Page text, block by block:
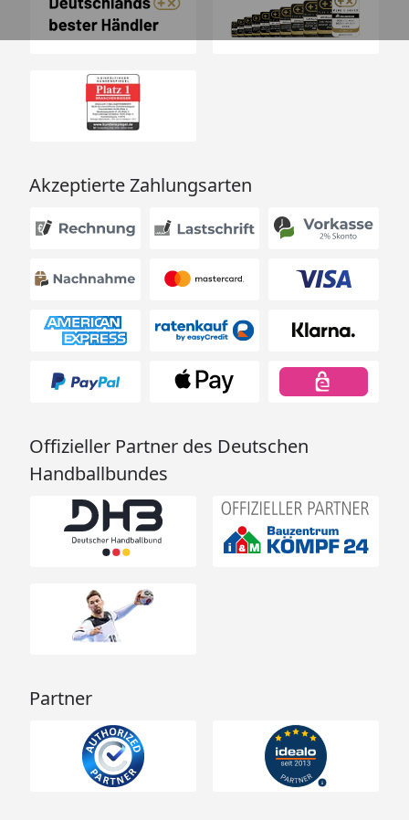
Akzeptierte Zahlungsarten
Offizieller Partner des Deutschen
Handballbundes
Partner